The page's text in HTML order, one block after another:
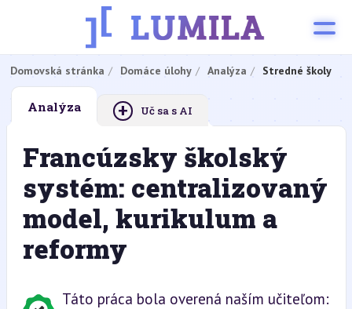
Domovská stránka Domáce úlohy Analýza Stredné školy
Analýza + Uč sa s AI
Francúzsky školský
systém: centralizovaný
model, kurikulum a
reformy
Táto práca bola overená naším učiteľom: